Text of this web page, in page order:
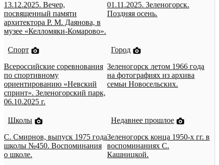
13.12.2025. Вечер,
посвященный памяти
архитектора Р. М. Даянова, в
музее «Келломяки-Комарово».
01.11.2025. Зеленогорск.
Поздняя осень.
Спорт
Всероссийские соревнования
по спортивному
ориентированию «Невский
спринт». Зеленогорский парк,
06.10.2025 г.
Город
Зеленогорск летом 1966 года
на фотографиях из архива
семьи Новосельских.
Школы
С. Смирнов, выпуск 1975 года
школы №450. Воспоминания
о школе.
Недавнее прошлое
Зеленогорск конца 1950-х гг. в
воспоминаниях С.
Кашницкой.